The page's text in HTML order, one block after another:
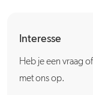
Interesse
Heb je een vraag
met ons op.